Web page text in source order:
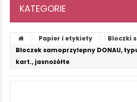
KATEGORIE
Papier i etykiety
Bloczki
Bloczek samoprzylepny DONAU,
kart., jasnożółte